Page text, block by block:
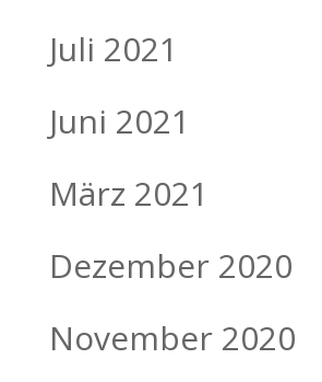
Juli 2021
Juni 2021
März 2021
Dezember 2020
November 2020